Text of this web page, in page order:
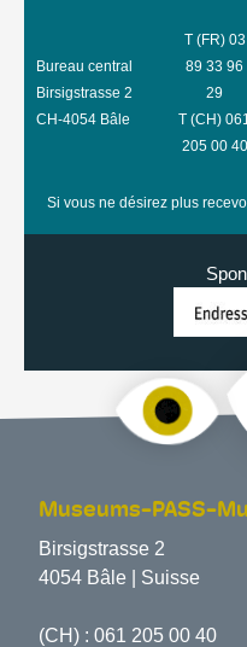
Bureau central
Birsigstrasse 2
CH-4054 Bâle
T (FR) 03
89 33 96
29
T (CH)
205 00 40
Si vous ne désirez plus
Museums-PASS-
Birsigstrasse 2
4054 Bâle | Suisse
(CH) : 061 205 00 40